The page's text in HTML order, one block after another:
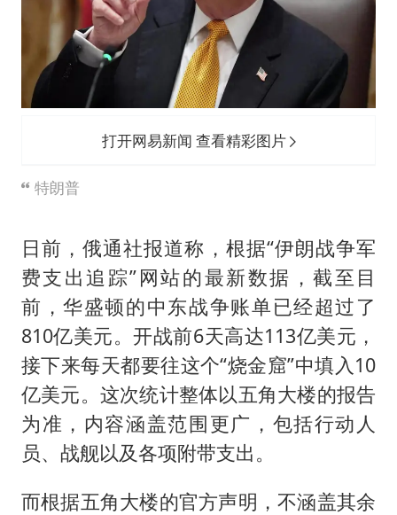
打开网易新闻 查看精彩图片
特朗普
日前，俄通社报道称，根据“伊朗战争军
费支出追踪”网站的最新数据，截至目
前，华盛顿的中东战争账单已经超过了
810亿美元。开战前6天高达113亿美元，
接下来每天都要往这个“烧金窟”中填入10
亿美元。这次统计整体以五角大楼的报告
为准，内容涵盖范围更广，包括行动人
员、战舰以及各项附带支出。
而根据五角大楼的官方声明，不涵盖其余